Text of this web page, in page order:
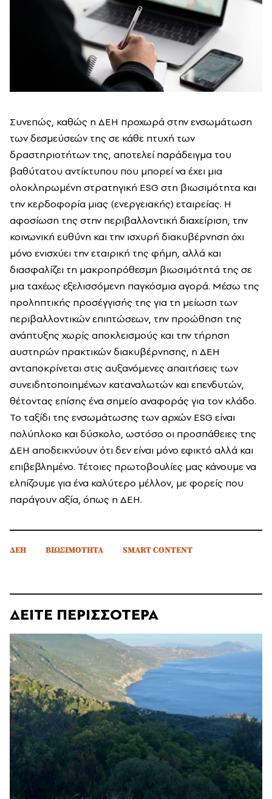
Συνεπώς, καθώς η ΔΕΗ προχωρά στην ενσωμάτωση
των δεσμεύσεών της σε κάθε πτυχή των
δραστηριοτήτων της, αποτελεί παράδειγμα του
βαθύτατου αντίκτυπου που μπορεί να έχει μια
ολοκληρωμένη στρατηγική ESG στη βιωσιμότητα και
την κερδοφορία μιας (ενεργειακής) εταιρείας. Η
αφοσίωση της στην περιβαλλοντική διαχείριση, την
κοινωνική ευθύνη και την ισχυρή διακυβέρνηση όχι
μόνο ενισχύει την εταιρική της φήμη, αλλά και
διασφαλίζει τη μακροπρόθεσμη βιωσιμότητά της σε
μια ταχέως εξελισσόμενη παγκόσμια αγορά. Μέσω της
προληπτικής προσέγγισής της για τη μείωση των
περιβαλλοντικών επιπτώσεων, την προώθηση της
ανάπτυξης χωρίς αποκλεισμούς και την τήρηση
αυστηρών πρακτικών διακυβέρνησης, η ΔΕΗ
ανταποκρίνεται στις αυξανόμενες απαιτήσεις των
συνειδητοποιημένων καταναλωτών και επενδυτών,
θέτοντας επίσης ένα σημείο αναφοράς για τον κλάδο.
Το ταξίδι της ενσωμάτωσης των αρχών ESG είναι
πολύπλοκο και δύσκολο, ωστόσο οι προσπάθειες της
ΔΕΗ αποδεικνύουν ότι δεν είναι μόνο εφικτό αλλά και
επιβεβλημένο. Τέτοιες πρωτοβουλίες μας κάνουμε να
ελπίζουμε για ένα καλύτερο μέλλον, με φορείς που
παράγουν αξία, όπως η ΔΕΗ.
ΔΕΗ ΒΙΩΣΙΜΟΤΗΤΑ SMART CONTENT
ΔΕΙΤΕ ΠΕΡΙΣΣΟΤΕΡΑ